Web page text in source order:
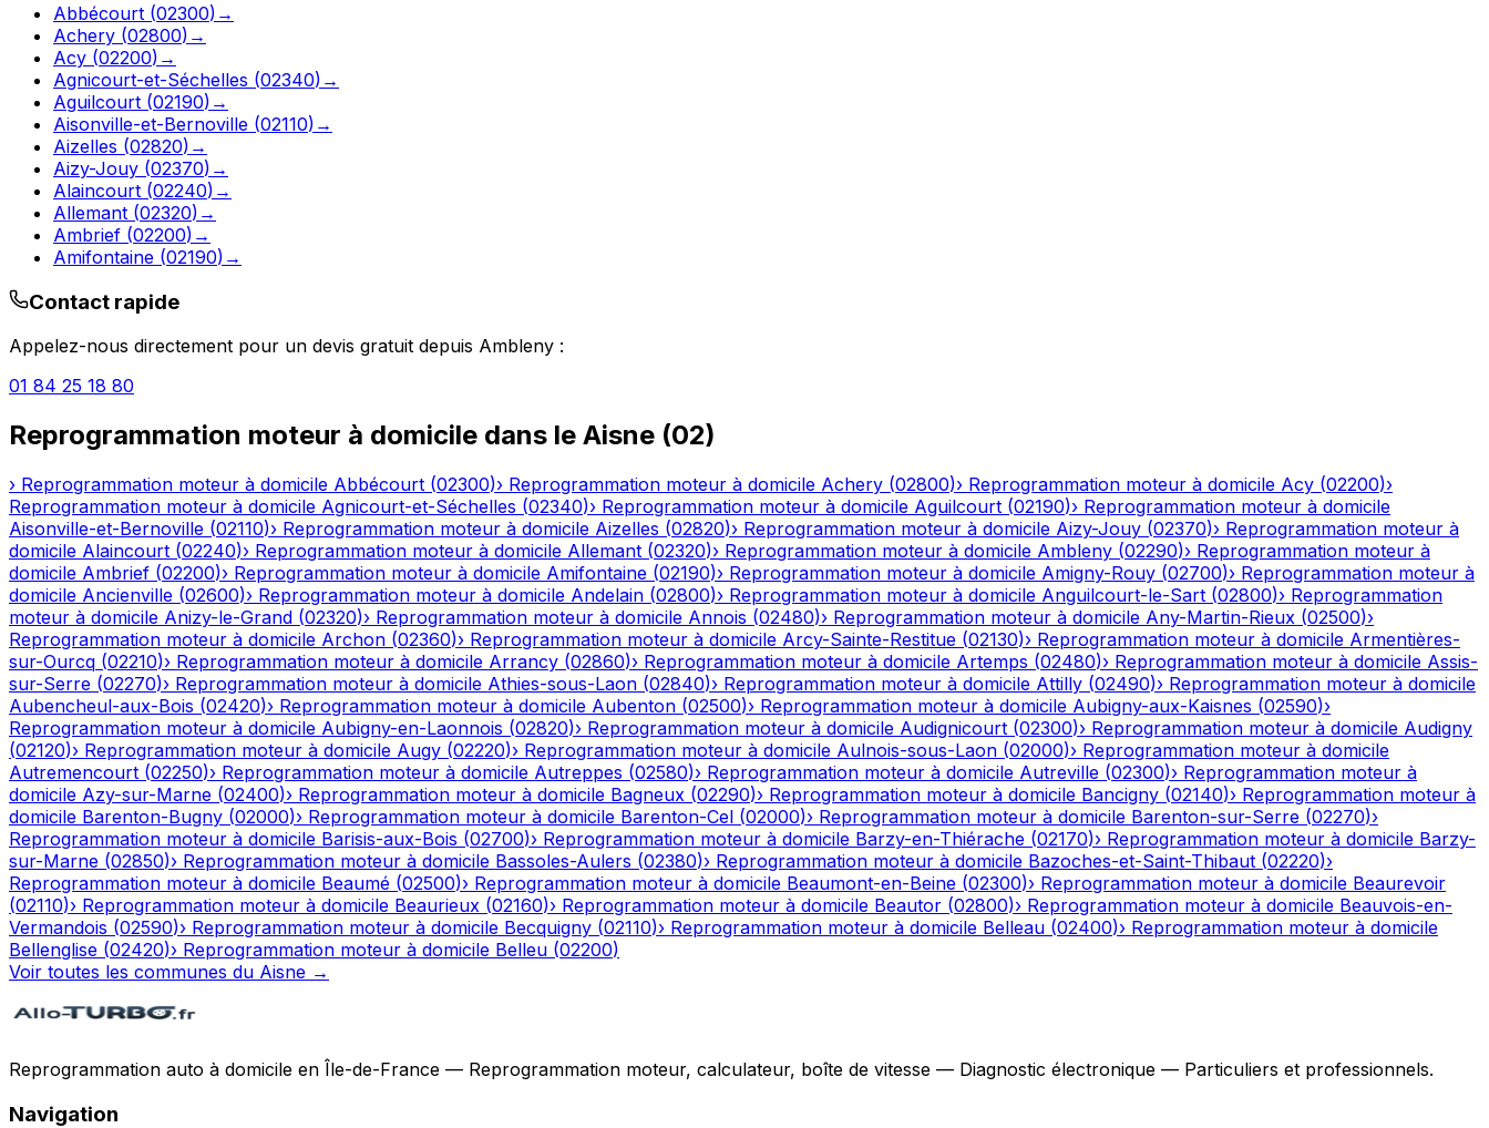
Abbécourt (02300) →
Achery (02800) →
Acy (02200) →
Agnicourt-et-Séchelles (02340) →
Aguilcourt (02190) →
Aisonville-et-Bernoville (02110) →
Aizelles (02820) →
Aizy-Jouy (02370) →
Alaincourt (02240) →
Allemant (02320) →
Ambrief (02200) →
Amifontaine (02190) →
Contact rapide
Appelez-nous directement pour un devis gratuit depuis Ambleny :
01 84 25 18 80
Reprogrammation moteur à domicile dans le Aisne (02)
› Reprogrammation moteur à domicile Abbécourt (02300)› Reprogrammation moteur à domicile Achery (02800)› Reprogrammation moteur à domicile Acy (02200)›
Reprogrammation moteur à domicile Agnicourt-et-Séchelles (02340)› Reprogrammation moteur à domicile Aguilcourt (02190)› Reprogrammation moteur à domicile
Aisonville-et-Bernoville (02110)› Reprogrammation moteur à domicile Aizelles (02820)› Reprogrammation moteur à domicile Aizy-Jouy (02370)› Reprogrammation moteur à
domicile Alaincourt (02240)› Reprogrammation moteur à domicile Allemant (02320)› Reprogrammation moteur à domicile Ambleny (02290)› Reprogrammation moteur à
domicile Ambrief (02200)› Reprogrammation moteur à domicile Amifontaine (02190)› Reprogrammation moteur à domicile Amigny-Rouy (02700)› Reprogrammation moteur à
domicile Ancienville (02600)› Reprogrammation moteur à domicile Andelain (02800)› Reprogrammation moteur à domicile Anguilcourt-le-Sart (02800)› Reprogrammation
moteur à domicile Anizy-le-Grand (02320)› Reprogrammation moteur à domicile Annois (02480)› Reprogrammation moteur à domicile Any-Martin-Rieux (02500)›
Reprogrammation moteur à domicile Archon (02360)› Reprogrammation moteur à domicile Arcy-Sainte-Restitue (02130)› Reprogrammation moteur à domicile Armentières-
sur-Ourcq (02210)› Reprogrammation moteur à domicile Arrancy (02860)› Reprogrammation moteur à domicile Artemps (02480)› Reprogrammation moteur à domicile Assis-
sur-Serre (02270)› Reprogrammation moteur à domicile Athies-sous-Laon (02840)› Reprogrammation moteur à domicile Attilly (02490)› Reprogrammation moteur à domicile
Aubencheul-aux-Bois (02420)› Reprogrammation moteur à domicile Aubenton (02500)› Reprogrammation moteur à domicile Aubigny-aux-Kaisnes (02590)›
Reprogrammation moteur à domicile Aubigny-en-Laonnois (02820)› Reprogrammation moteur à domicile Audignicourt (02300)› Reprogrammation moteur à domicile Audigny
(02120)› Reprogrammation moteur à domicile Augy (02220)› Reprogrammation moteur à domicile Aulnois-sous-Laon (02000)› Reprogrammation moteur à domicile
Autremencourt (02250)› Reprogrammation moteur à domicile Autreppes (02580)› Reprogrammation moteur à domicile Autreville (02300)› Reprogrammation moteur à
domicile Azy-sur-Marne (02400)› Reprogrammation moteur à domicile Bagneux (02290)› Reprogrammation moteur à domicile Bancigny (02140)› Reprogrammation moteur à
domicile Barenton-Bugny (02000)› Reprogrammation moteur à domicile Barenton-Cel (02000)› Reprogrammation moteur à domicile Barenton-sur-Serre (02270)›
Reprogrammation moteur à domicile Barisis-aux-Bois (02700)› Reprogrammation moteur à domicile Barzy-en-Thiérache (02170)› Reprogrammation moteur à domicile Barzy-
sur-Marne (02850)› Reprogrammation moteur à domicile Bassoles-Aulers (02380)› Reprogrammation moteur à domicile Bazoches-et-Saint-Thibaut (02220)›
Reprogrammation moteur à domicile Beaumé (02500)› Reprogrammation moteur à domicile Beaumont-en-Beine (02300)› Reprogrammation moteur à domicile Beaurevoir
(02110)› Reprogrammation moteur à domicile Beaurieux (02160)› Reprogrammation moteur à domicile Beautor (02800)› Reprogrammation moteur à domicile Beauvois-en-
Vermandois (02590)› Reprogrammation moteur à domicile Becquigny (02110)› Reprogrammation moteur à domicile Belleau (02400)› Reprogrammation moteur à domicile
Bellenglise (02420)› Reprogrammation moteur à domicile Belleu (02200)
Voir toutes les communes du Aisne →
Reprogrammation auto à domicile en Île-de-France — Reprogrammation moteur, calculateur, boîte de vitesse — Diagnostic électronique — Particuliers et professionnels.
Navigation